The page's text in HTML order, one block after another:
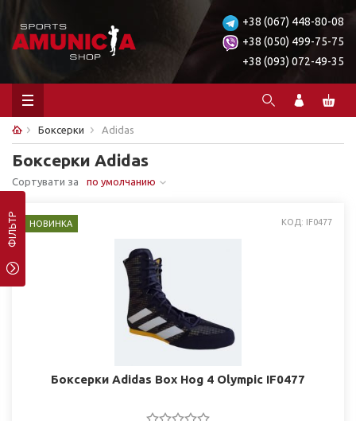
+38 (067) 448-80-08
+38 (050) 499-75-75
+38 (093) 072-49-35
Боксерки Adidas
Боксерки Adidas
Сортувати за по умолчанию
ФІЛЬТР НОВИНКА КОД: IF0477
Боксерки Adidas Box Hog 4 Olympic IF0477